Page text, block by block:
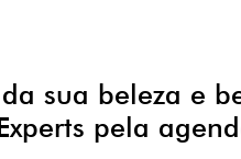
sua beleza e
pela